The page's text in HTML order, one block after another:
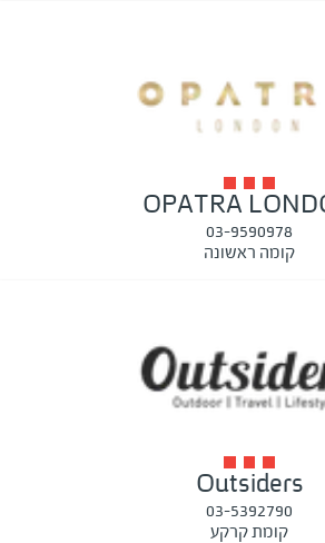
OPATRA
03-9590978
קומה ראשונה
Outsiders
03-5392790
קומת קרקע